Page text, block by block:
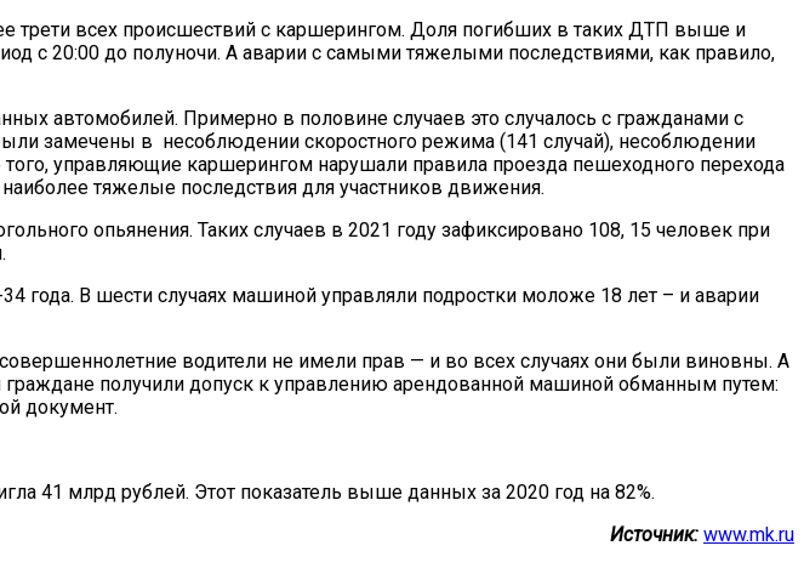
всех происшествий с каршерингом. Доля погибших в таких ДТП выше и
с 20:00 до полуночи. А аварии с самыми тяжелыми последствиями, как правило,
автомобилей. Примерно в половине случаев это случалось с гражданами с
замечены в несоблюдении скоростного режима (141 случай), несоблюдении
управляющие каршерингом нарушали правила проезда пешеходного перехода
тяжелые последствия для участников движения.
опьянения. Таких случаев в 2021 году зафиксировано 108, 15 человек при
года. В шести случаях машиной управляли подростки моложе 18 лет – и аварии
водители не имели прав — и во всех случаях они были виновны. А
получили допуск к управлению арендованной машиной обманным путем:
документ.
41 млрд рублей. Этот показатель выше данных за 2020 год на 82%.
Источник: www.mk.ru